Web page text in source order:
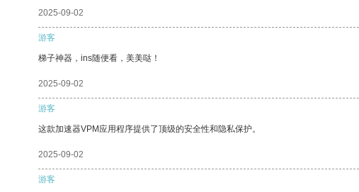
2025-09-02
游客
梯子神器，ins随便看，美美哒！
2025-09-02
游客
这款加速器VPM应用程序提供了顶级的安全性和隐私保护。
2025-09-02
游客